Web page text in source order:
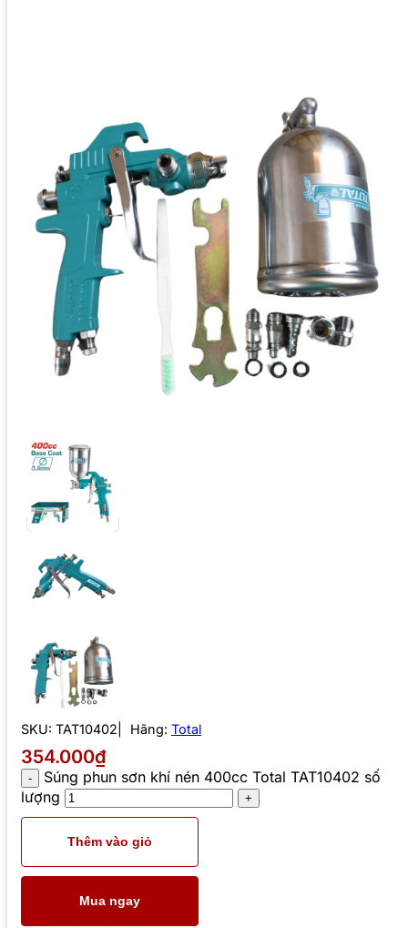
SKU: TAT10402 Hãng: Total
354.000₫
Súng phun sơn khí nén 400cc Total TAT10402 số
lượng
Thêm vào giỏ
Mua ngay